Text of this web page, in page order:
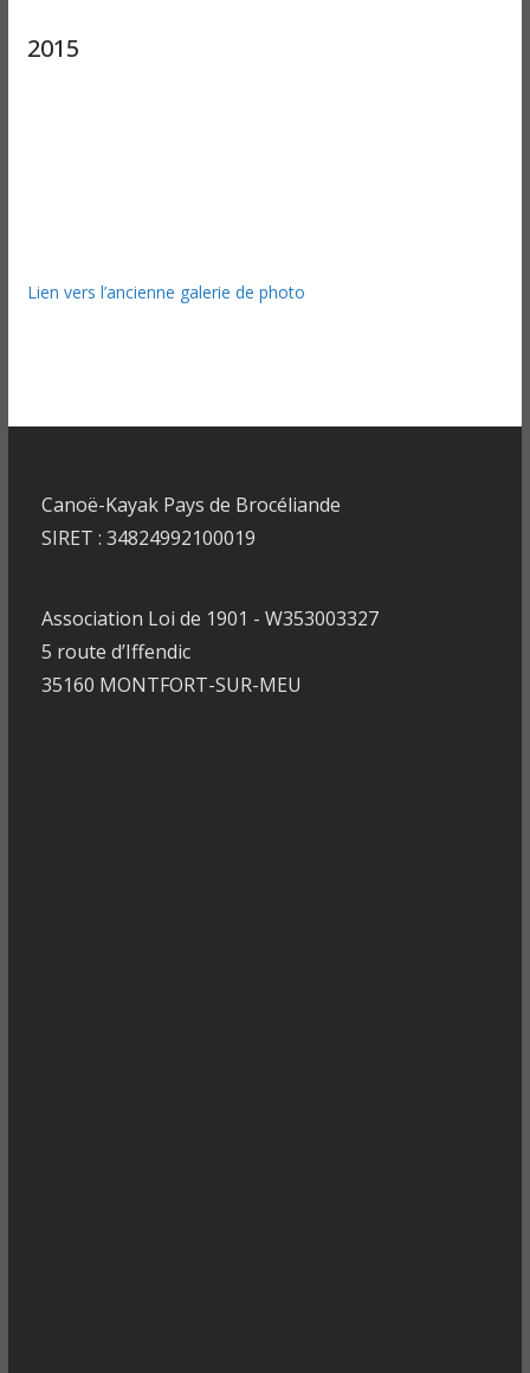
2015
Lien vers l’ancienne galerie de photo
Canoë-Kayak Pays de Brocéliande
SIRET : 34824992100019
Association Loi de 1901 - W353003327
5 route d’Iffendic
35160 MONTFORT-SUR-MEU